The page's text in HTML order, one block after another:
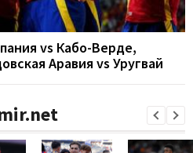
vs Кабо-Верде,
Аравия vs Уругвай